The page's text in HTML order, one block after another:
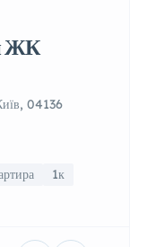
ЖК
04136
1к